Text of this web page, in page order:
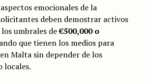
emocionales de la
deben demostrar activos
umbrales de€500,000 o
que tienen los medios para
Malta sin depender de los
locales.